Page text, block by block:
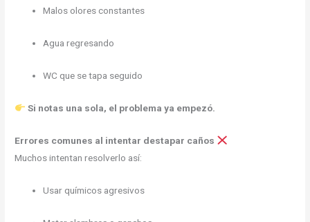
Malos olores constantes
Agua regresando
WC que se tapa seguido
Si notas una sola, el problema ya empezó.
Errores comunes al intentar destapar caños
Muchos intentan resolverlo así:
Usar químicos agresivos